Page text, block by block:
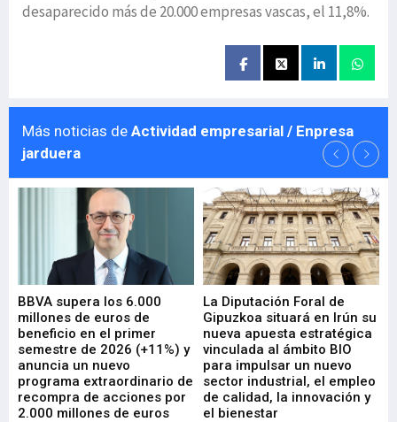
desaparecido más de 20.000 empresas vascas, el 11,8%.
Más noticias de Actividad empresarial / Enpresa
jarduera
BBVA supera los 6.000
millones de euros de
beneficio en el primer
semestre de 2026 (+11%) y
anuncia un nuevo
programa extraordinario de
recompra de acciones por
2.000 millones de euros
La Diputación Foral de
Gipuzkoa situará en Irún su
nueva apuesta estratégica
vinculada al ámbito BIO
para impulsar un nuevo
sector industrial, el empleo
de calidad, la innovación y
el bienestar